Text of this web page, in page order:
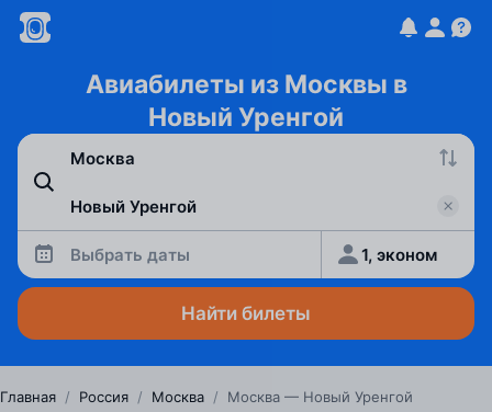
Авиабилеты из Москвы в
Новый Уренгой
Выбрать даты 1, эконом
Найти билеты
Главная / Россия / Москва / Москва — Новый Уренгой